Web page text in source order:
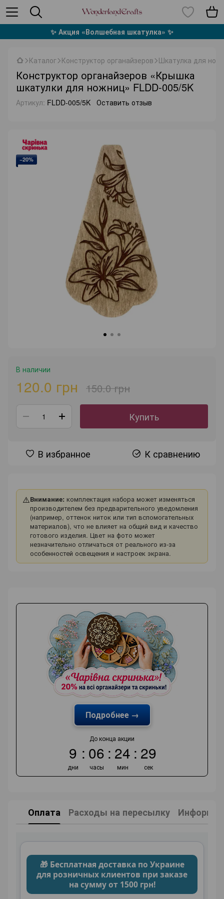
✨ Акция «Волшебная шкатулка» ✨
Каталог Конструктор органайзеров Шкатулка для
Конструктор органайзеров «Крышка
шкатулки для ножниц» FLDD-005/5K
Артикул: FLDD-005/5K Оставить отзыв
−20%
В наличии
120.0 грн 150.0 грн
Купить
В избранное К сравнению
⚠️Внимание: комплектация набора может изменяться
производителем без предварительного уведомления
(например, оттенок ниток или тип вспомогательных
материалов), что не влияет на общий вид и качество
готового изделия. Цвет на фото может
незначительно отличаться от реального из-за
особенностей освещения и настроек экрана.
Подробнее →
До конца акции
9
дни
06
часы
24
мин
28
сек
Оплата Расходы на пересылку
🎁 Бесплатная доставка по Украине
для розничных клиентов при заказе
на сумму от 1500 грн!